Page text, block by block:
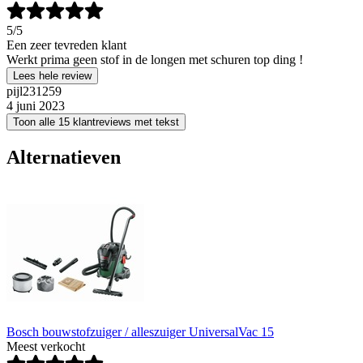
5/5
Een zeer tevreden klant
Werkt prima geen stof in de longen met schuren top ding !
Lees hele review
pijl231259
4 juni 2023
Toon alle 15 klantreviews met tekst
Alternatieven
Bosch bouwstofzuiger / alleszuiger UniversalVac 15
Meest verkocht